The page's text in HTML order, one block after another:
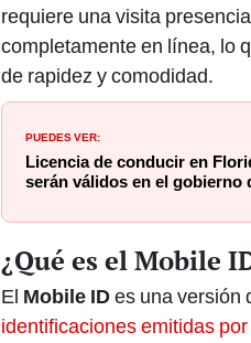
requiere una visita
completamente en línea, lo
de rapidez y comodidad.
PUEDES VER:
Licencia de conducir en
serán válidos en el gobierno
¿Qué es el Mobile
El Mobile IDes una versión
identificaciones emitidas